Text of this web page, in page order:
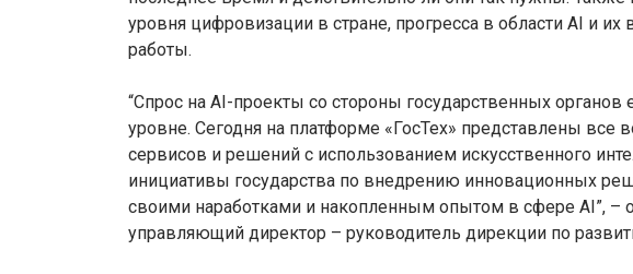
уровня цифровизации в стране, прогресса в области AI и
работы.
“Спрос на AI-проекты со стороны государственных органов
уровне. Сегодня на платформе «ГосТех» представлены все
сервисов и решений с использованием искусственного
инициативы государства по внедрению инновационных
своими наработками и накопленным опытом в сфере AI”, –
управляющий директор – руководитель дирекции по